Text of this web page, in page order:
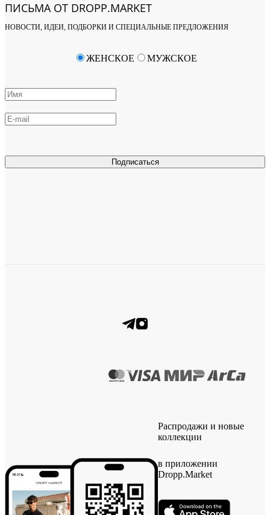
ПИСЬМА ОТ DROPP.MARKET
НОВОСТИ, ИДЕИ, ПОДБОРКИ И СПЕЦИАЛЬНЫЕ ПРЕДЛОЖЕНИЯ
Подписаться
ЖЕНСКОЕ МУЖСКОЕ
Распродажи и новые
коллекции
в приложении
Dropp.Market